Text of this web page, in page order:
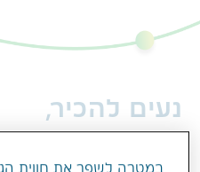
נעים להכיר,
במטרה לשפר את חווית